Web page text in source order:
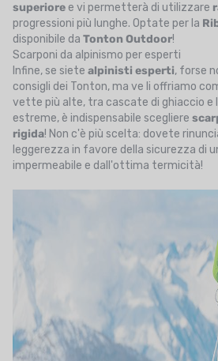
superiore e vi permetterà di utilizzare
progressioni più lunghe. Optate per la
disponibile da Tonton Outdoor!
Scarponi da alpinismo per esperti
Infine, se siete alpinisti esperti, forse
consigli dei Tonton, ma ve li offriamo
vette più alte, tra cascate di ghiaccio e
estreme, è indispensabile scegliere
rigida! Non c'è più scelta: dovete
leggerezza in favore della sicurezza di
impermeabile e dall'ottima termicità!